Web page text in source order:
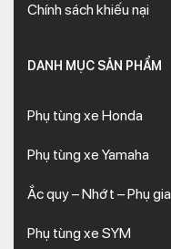
Chính sách khiếu nại
DANH MỤC SẢN PHẨM
Phụ tùng xe Honda
Phụ tùng xe Yamaha
Ắc quy – Nhớt – Phụ gia
Phụ tùng xe SYM